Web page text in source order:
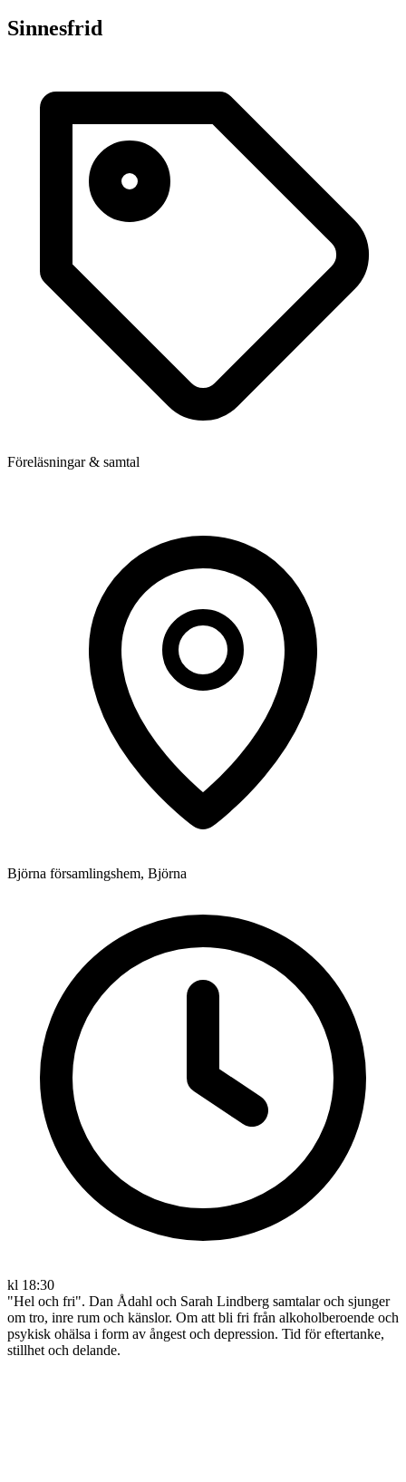
Sinnesfrid
Föreläsningar & samtal
Björna församlingshem, Björna
kl 18:30
"Hel och fri". Dan Ådahl och Sarah Lindberg samtalar och sjunger
om tro, inre rum och känslor. Om att bli fri från alkoholberoende och
psykisk ohälsa i form av ångest och depression. Tid för eftertanke,
stillhet och delande.